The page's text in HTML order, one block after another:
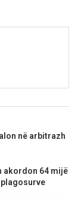
në arbitrazh
akordon 64 mijë